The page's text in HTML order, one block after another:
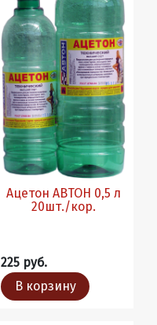
Ацетон АВТОН 0,5 л
20шт./кор.
225 руб.
В корзину